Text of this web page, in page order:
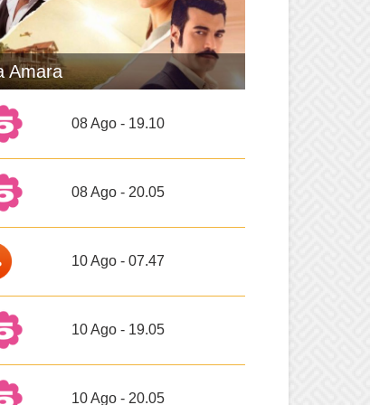
Amara
08 Ago - 19.10
08 Ago - 20.05
10 Ago - 07.47
10 Ago - 19.05
10 Ago - 20.05